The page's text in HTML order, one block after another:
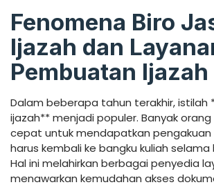
Fenomena Biro
Ijazah dan
Pembuatan Ijazah
Dalam beberapa tahun terakhir,
ijazah** menjadi populer. Banyak
cepat untuk mendapatkan
harus kembali ke bangku kuliah
Hal ini melahirkan berbagai penyedia
menawarkan kemudahan akses